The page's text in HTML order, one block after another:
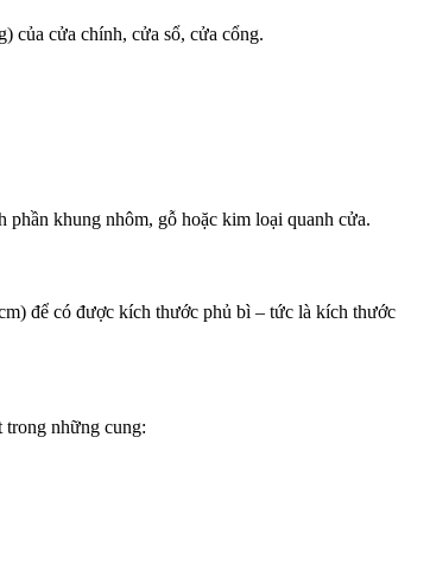
của cửa chính, cửa sổ, cửa cổng.
khung nhôm, gỗ hoặc kim loại quanh cửa.
để có được kích thước phủ bì – tức là kích thước
trong những cung: